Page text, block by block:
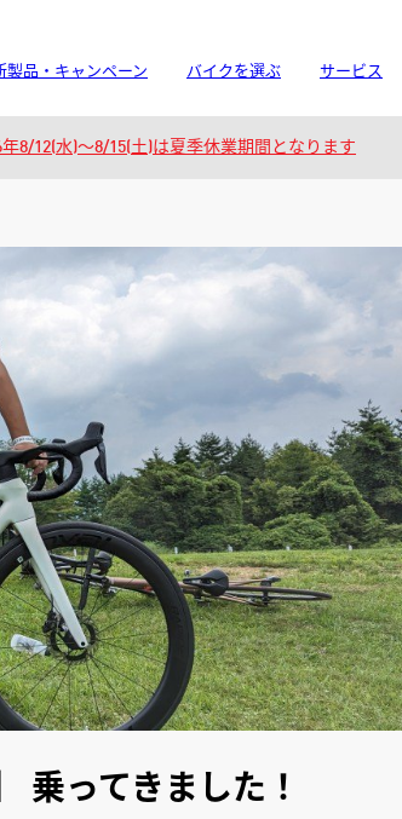
製品・キャンペーン バイクを選ぶ サービス
年8/12(水)～8/15(土)は夏季休業期間となります
乗ってきました！